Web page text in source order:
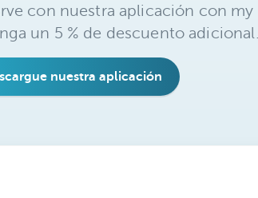
con nuestra aplicación con
un 5 % de descuento adicional.
nuestra aplicación